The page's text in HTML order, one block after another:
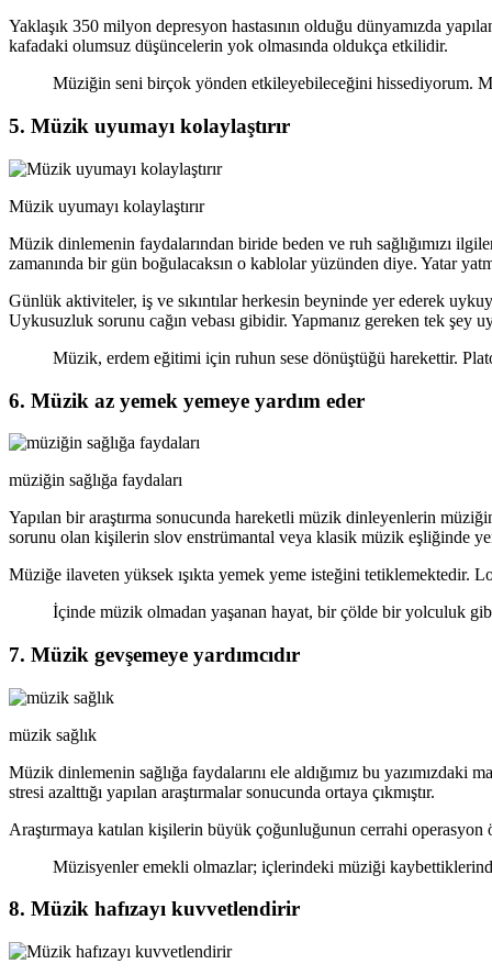
Yaklaşık 350 milyon depresyon hastasının olduğu dünyamızda
kafadaki olumsuz düşüncelerin yok olmasında oldukça etkilidir.
Müziğin seni birçok yönden etkileyebileceğini hissediyorum.
5. Müzik uyumayı kolaylaştırır
Müzik uyumayı kolaylaştırır
Müzik dinlemenin faydalarından biride beden ve ruh sağlığımızı
zamanında bir gün boğulacaksın o kablolar yüzünden diye. Yatar
Günlük aktiviteler, iş ve sıkıntılar herkesin beyninde yer ederek
Uykusuzluk sorunu cağın vebası gibidir. Yapmanız gereken tek
Müzik, erdem eğitimi için ruhun sese dönüştüğü harekettir.
6. Müzik az yemek yemeye yardım eder
müziğin sağlığa faydaları
Yapılan bir araştırma sonucunda hareketli müzik dinleyenlerin
sorunu olan kişilerin slov enstrümantal veya klasik müzik eşliğinde
Müziğe ilaveten yüksek ışıkta yemek yeme isteğini tetiklemektedir.
İçinde müzik olmadan yaşanan hayat, bir çölde bir yolculuk
7. Müzik gevşemeye yardımcıdır
müzik sağlık
Müzik dinlemenin sağlığa faydalarını ele aldığımız bu yazımızdaki
stresi azalttığı yapılan araştırmalar sonucunda ortaya çıkmıştır.
Araştırmaya katılan kişilerin büyük çoğunluğunun cerrahi operasyon
Müzisyenler emekli olmazlar; içlerindeki müziği
8. Müzik hafızayı kuvvetlendirir